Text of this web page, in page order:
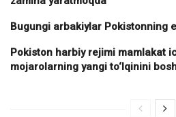
Bugungi arbakiylar Pokistonning
Pokiston harbiy rejimi mamlakat
mojarolarning yangi to‘lqinini